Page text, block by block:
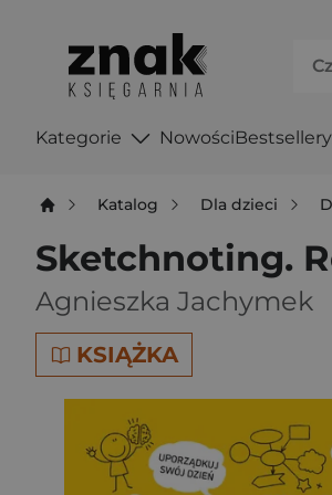
Kategorie NowościBestsellery
Katalog Dla dzieci
Sketchnoting.
Agnieszka Jachymek
KSIĄŻKA